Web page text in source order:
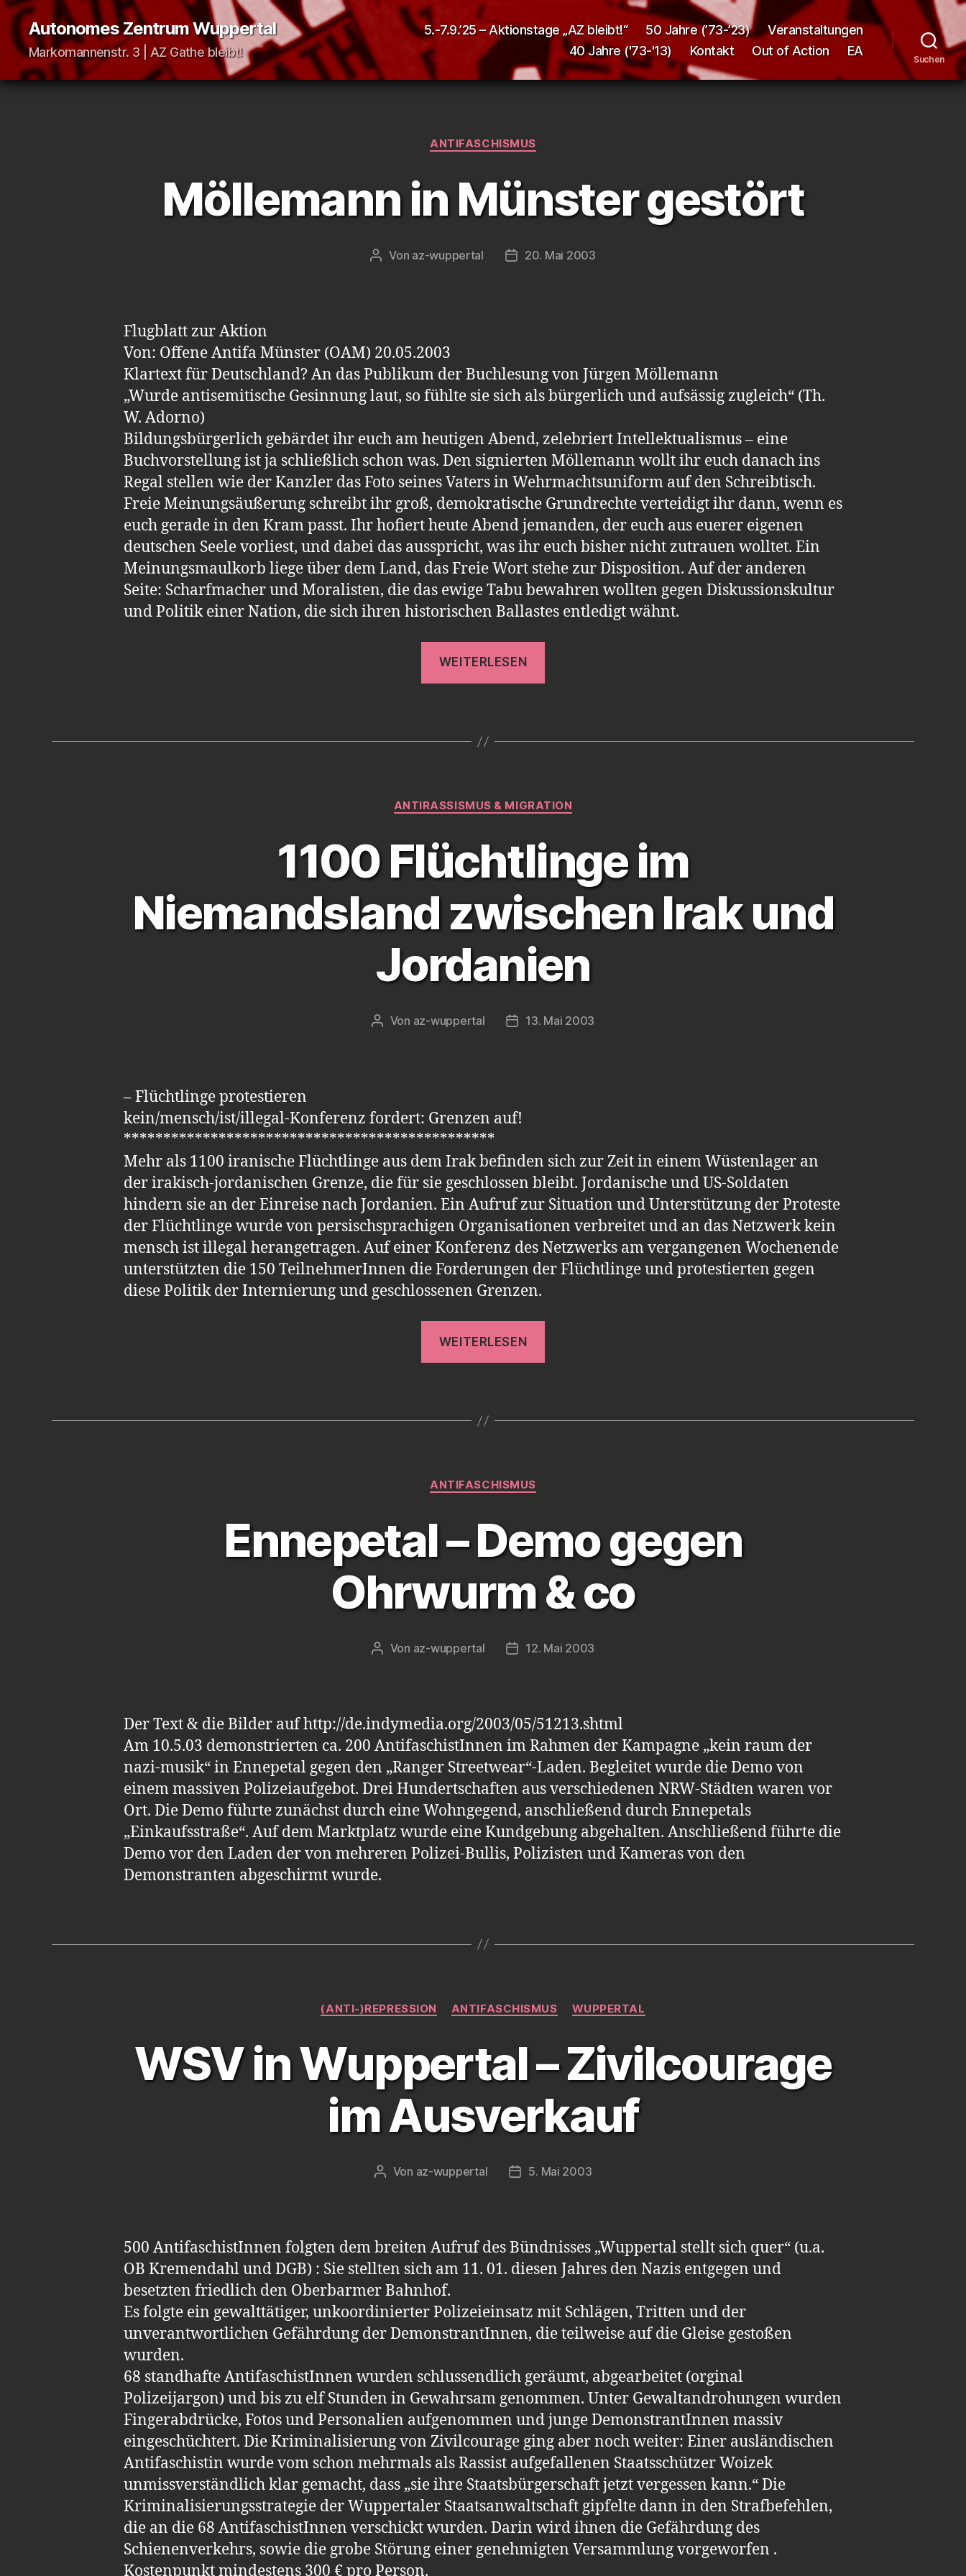
Autonomes Zentrum Wuppertal
Markomannenstr. 3 | AZ Gathe bleibt!
5.-7.9.’25 – Aktionstage „AZ bleibt!“ 50 Jahre (’73-’23)
Veranstaltungen
40 Jahre ('73-'13)
Kontakt Out of Action EA
Suchen
Kategorien
ANTIFASCHISMUS
Möllemann in Münster gestört
Beitragsautor
Von az-wuppertal Veröffentlichungsdatum
20. Mai 2003
Flugblatt zur Aktion
Von: Offene Antifa Münster (OAM) 20.05.2003
Klartext für Deutschland? An das Publikum der Buchlesung von Jürgen Möllemann
„Wurde antisemitische Gesinnung laut, so fühlte sie sich als bürgerlich und aufsässig zugleich“ (Th.
W. Adorno)
Bildungsbürgerlich gebärdet ihr euch am heutigen Abend, zelebriert Intellektualismus – eine
Buchvorstellung ist ja schließlich schon was. Den signierten Möllemann wollt ihr euch danach ins
Regal stellen wie der Kanzler das Foto seines Vaters in Wehrmachtsuniform auf den Schreibtisch.
Freie Meinungsäußerung schreibt ihr groß, demokratische Grundrechte verteidigt ihr dann, wenn es
euch gerade in den Kram passt. Ihr hofiert heute Abend jemanden, der euch aus euerer eigenen
deutschen Seele vorliest, und dabei das ausspricht, was ihr euch bisher nicht zutrauen wolltet. Ein
Meinungsmaulkorb liege über dem Land, das Freie Wort stehe zur Disposition. Auf der anderen
Seite: Scharfmacher und Moralisten, die das ewige Tabu bewahren wollten gegen Diskussionskultur
und Politik einer Nation, die sich ihren historischen Ballastes entledigt wähnt.
WEITERLESEN
Kategorien
ANTIRASSISMUS & MIGRATION
1100 Flüchtlinge im
Niemandsland zwischen Irak und
Jordanien
Beitragsautor
Von az-wuppertal Veröffentlichungsdatum
13. Mai 2003
– Flüchtlinge protestieren
kein/mensch/ist/illegal-Konferenz fordert: Grenzen auf!
***********************************************
Mehr als 1100 iranische Flüchtlinge aus dem Irak befinden sich zur Zeit in einem Wüstenlager an
der irakisch-jordanischen Grenze, die für sie geschlossen bleibt. Jordanische und US-Soldaten
hindern sie an der Einreise nach Jordanien. Ein Aufruf zur Situation und Unterstützung der Proteste
der Flüchtlinge wurde von persischsprachigen Organisationen verbreitet und an das Netzwerk kein
mensch ist illegal herangetragen. Auf einer Konferenz des Netzwerks am vergangenen Wochenende
unterstützten die 150 TeilnehmerInnen die Forderungen der Flüchtlinge und protestierten gegen
diese Politik der Internierung und geschlossenen Grenzen.
WEITERLESEN
zwischen
Kategorien
ANTIFASCHISMUS
Ennepetal – Demo gegen
Ohrwurm & co
Beitragsautor
Von az-wuppertal Veröffentlichungsdatum
12. Mai 2003
Der Text & die Bilder auf http://de.indymedia.org/2003/05/51213.shtml
Am 10.5.03 demonstrierten ca. 200 AntifaschistInnen im Rahmen der Kampagne „kein raum der
nazi-musik“ in Ennepetal gegen den „Ranger Streetwear“-Laden. Begleitet wurde die Demo von
einem massiven Polizeiaufgebot. Drei Hundertschaften aus verschiedenen NRW-Städten waren vor
Ort. Die Demo führte zunächst durch eine Wohngegend, anschließend durch Ennepetals
„Einkaufsstraße“. Auf dem Marktplatz wurde eine Kundgebung abgehalten. Anschließend führte die
Demo vor den Laden der von mehreren Polizei-Bullis, Polizisten und Kameras von den
Demonstranten abgeschirmt wurde.
Kategorien
(ANTI-)REPRESSION ANTIFASCHISMUS WUPPERTAL
WSV in Wuppertal – Zivilcourage
im Ausverkauf
Beitragsautor
Von az-wuppertal Veröffentlichungsdatum
5. Mai 2003
500 AntifaschistInnen folgten dem breiten Aufruf des Bündnisses „Wuppertal stellt sich quer“ (u.a.
OB Kremendahl und DGB) : Sie stellten sich am 11. 01. diesen Jahres den Nazis entgegen und
besetzten friedlich den Oberbarmer Bahnhof.
Es folgte ein gewalttätiger, unkoordinierter Polizeieinsatz mit Schlägen, Tritten und der
unverantwortlichen Gefährdung der DemonstrantInnen, die teilweise auf die Gleise gestoßen
wurden.
68 standhafte AntifaschistInnen wurden schlussendlich geräumt, abgearbeitet (orginal
Polizeijargon) und bis zu elf Stunden in Gewahrsam genommen. Unter Gewaltandrohungen wurden
Fingerabdrücke, Fotos und Personalien aufgenommen und junge DemonstrantInnen massiv
eingeschüchtert. Die Kriminalisierung von Zivilcourage ging aber noch weiter: Einer ausländischen
Antifaschistin wurde vom schon mehrmals als Rassist aufgefallenen Staatsschützer Woizek
unmissverständlich klar gemacht, dass „sie ihre Staatsbürgerschaft jetzt vergessen kann.“ Die
Kriminalisierungsstrategie der Wuppertaler Staatsanwaltschaft gipfelte dann in den Strafbefehlen,
die an die 68 AntifaschistInnen verschickt wurden. Darin wird ihnen die Gefährdung des
Schienenverkehrs, sowie die grobe Störung einer genehmigten Versammlung vorgeworfen .
Kostenpunkt mindestens 300 € pro Person.